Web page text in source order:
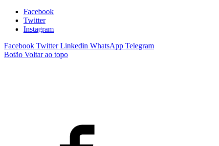
Facebook
Twitter
Instagram
Facebook Twitter Linkedin WhatsApp Telegram
Botão Voltar ao topo